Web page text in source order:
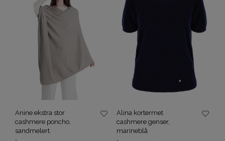
Anine ekstra stor
cashmere poncho,
sandmelert.
Alina kortermet
cashmere genser,
marineblå